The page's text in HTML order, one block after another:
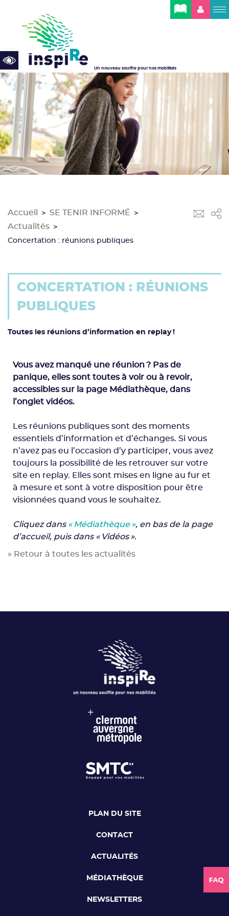
Open toolbar
Un nouveau souffle pour nos mobilités
Accueil > SE TENIR INFORMÉ >
Actualités >
Concertation : réunions publiques
CONCERTATION : RÉUNIONS
PUBLIQUES
Toutes les réunions d’information en replay !
Vous avez manqué une réunion ? Pas de
panique, elles sont toutes à voir ou à revoir,
accessibles sur la page Médiathèque, dans
l’onglet vidéos.
Les réunions publiques sont des moments
essentiels d’information et d’échanges. Si vous
n’avez pas eu l’occasion d’y participer, vous avez
toujours la possibilité de les retrouver sur votre
site en replay. Elles sont mises en ligne au fur et
à mesure et sont à votre disposition pour être
visionnées quand vous le souhaitez.
Cliquez dans « Médiathèque », en bas de la page
d’accueil, puis dans « Vidéos ».
» Retour à toutes les actualités
PLAN DU SITE
CONTACT
ACTUALITÉS
MÉDIATHÈQUE
NEWSLETTERS